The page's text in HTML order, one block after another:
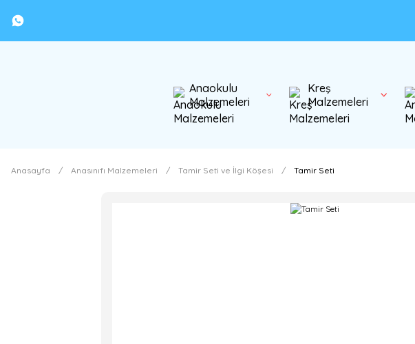
Anaokulu
Malzemeleri
Kreş
Malzemeleri
Anasayfa Anasınıfı Malzemeleri Tamir Seti ve İlgi Köşesi Tamir Seti